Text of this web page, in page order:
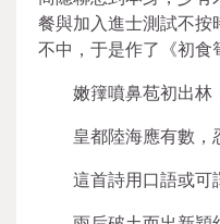
餐與加入進士測試不
不中，于是作了《初食
嫩籜噴鼻苞初出林
皇都陸海應有數，
這首詩用口語或可